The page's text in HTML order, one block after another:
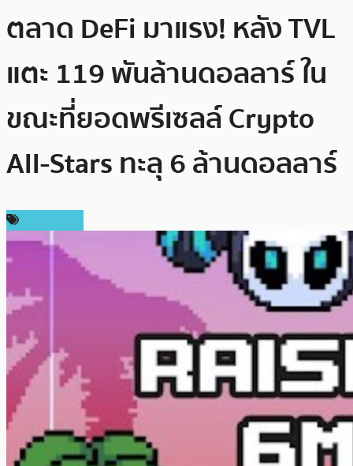
ตลาด DeFi มาแรง! หลัง TVL
แตะ 119 พันล้านดอลลาร์ ใน
ขณะที่ยอดพรีเซลล์ Crypto
All-Stars ทะลุ 6 ล้านดอลลาร์